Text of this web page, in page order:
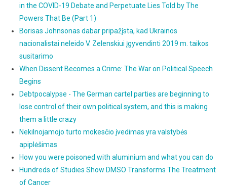
in the COVID-19 Debate and Perpetuate Lies Told by The
Powers That Be (Part 1)
Borisas Johnsonas dabar pripažįsta, kad Ukrainos
nacionalistai neleido V. Zelenskiui įgyvendinti 2019 m. taikos
susitarimo
When Dissent Becomes a Crime: The War on Political Speech
Begins
Debtpocalypse - The German cartel parties are beginning to
lose control of their own political system, and this is making
them a little crazy
Nekilnojamojo turto mokesčio įvedimas yra valstybės
apiplėšimas
How you were poisoned with aluminium and what you can do
Hundreds of Studies Show DMSO Transforms The Treatment
of Cancer